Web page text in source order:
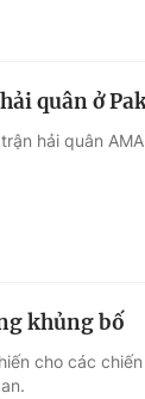
quân ở
hải quân
khủng bố
cho các